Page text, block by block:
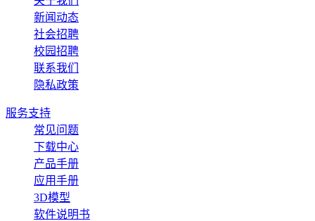
新闻动态
社会招聘
校园招聘
联系我们
隐私政策
服务支持
常见问题
下载中心
产品手册
应用手册
3D模型
软件说明书